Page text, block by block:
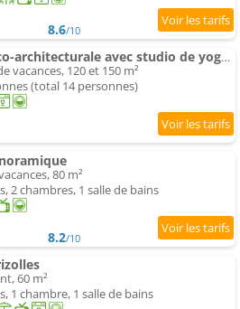
8.6/10
Maison éco-architecturale avec studio de yoga - 5 minutes de Cluny
vacances, 120 et 150 m²
(total 14 personnes)
80 m²
2 chambres, 1 salle de bains
8.2/10
60 m²
1 chambre, 1 salle de bains